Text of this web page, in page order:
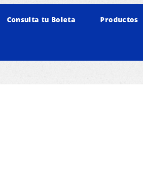
Consulta tu Boleta Productos